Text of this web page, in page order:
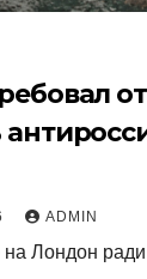
ADMIN
Лондон ради